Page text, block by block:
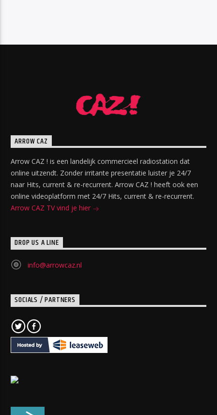
ARROW CAZ
Arrow CAZ ! is een landelijk commercieel radiostation dat
online uitzendt. Zonder irritante presentatie luister je 24/7
naar Hits, current & re-recurrent. Arrow CAZ ! heeft ook een
online videoplatform met 24/7 Hits, current & re-recurrent.
Arrow CAZ TV vind je hier
DROP US A LINE
info@arrowcaz.nl
SOCIALS / PARTNERS